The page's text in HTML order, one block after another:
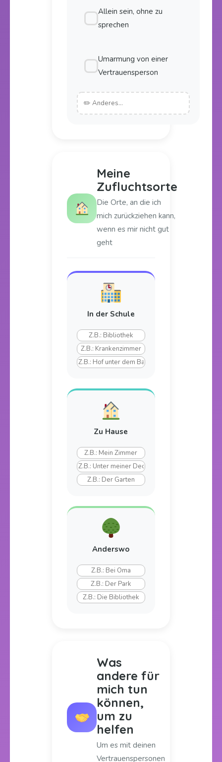
Allein sein, ohne zu
sprechen
Umarmung von einer
Vertrauensperson
Meine
Zufluchtsorte
Die Orte, an die ich
mich zurückziehen kann,
wenn es mir nicht gut
geht
In der Schule
Zu Hause
Anderswo
Was
andere für
mich tun
können,
um zu
helfen
Um es mit deinen
Vertrauenspersonen